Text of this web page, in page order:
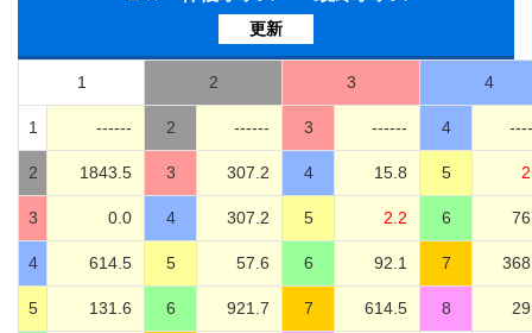
更新
1 2 3 4
1 ------ 2 ------ 3 ------ 4
2 1843.5 3 307.2 4 15.8 5
3 0.0 4 307.2 5 2.2 6
4 614.5 5 57.6 6 92.1 7
5 131.6 6 921.7 7 614.5 8